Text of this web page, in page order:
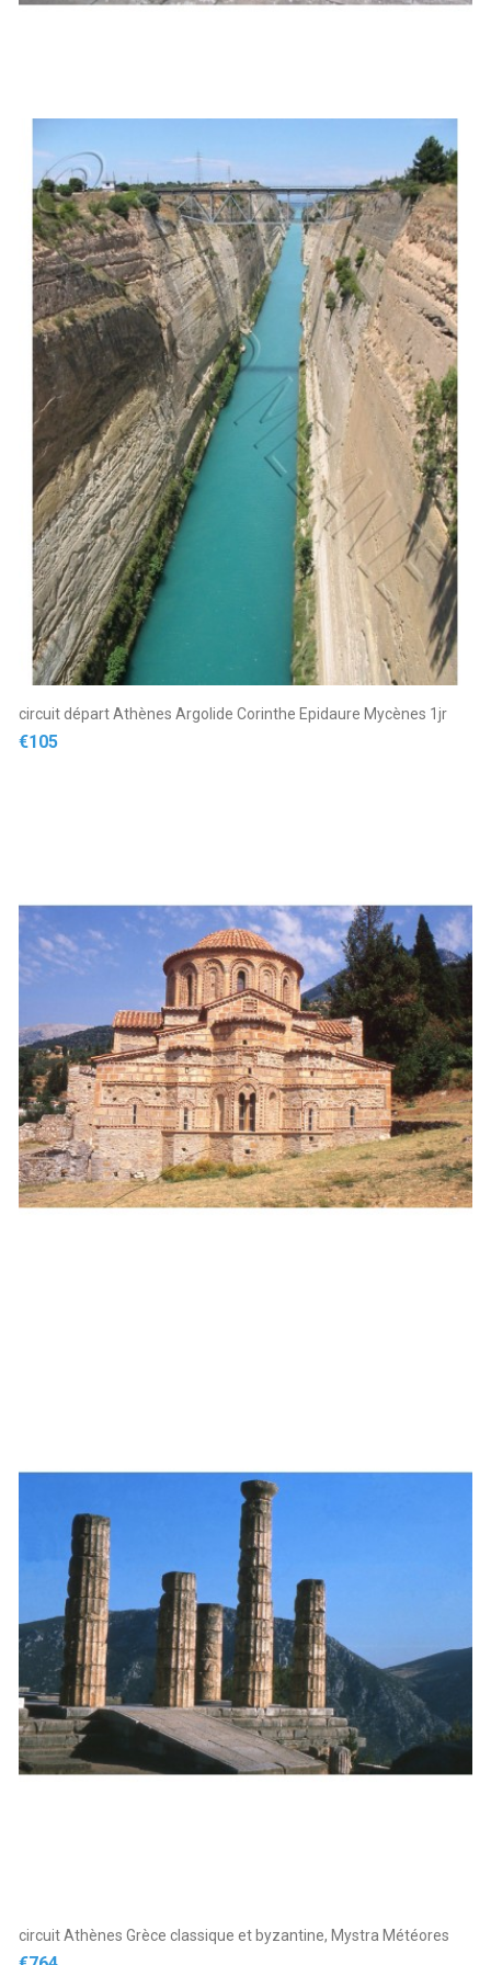
circuit départ Athènes Argolide Corinthe Epidaure Mycènes 1jr
Price
€105
circuit Athènes Grèce classique et byzantine, Mystra Météores